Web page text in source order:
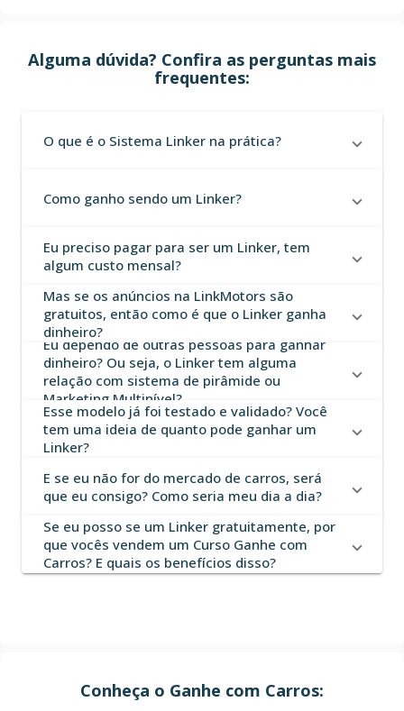
Alguma dúvida? Confira as perguntas mais
frequentes:
O que é o Sistema Linker na prática?
Como ganho sendo um Linker?
Eu preciso pagar para ser um Linker, tem
algum custo mensal?
Mas se os anúncios na LinkMotors são
gratuitos, então como é que o Linker ganha
dinheiro?
Eu dependo de outras pessoas para ganhar
dinheiro? Ou seja, o Linker tem alguma
relação com sistema de pirâmide ou
Marketing Multinível?
Esse modelo já foi testado e validado? Você
tem uma ideia de quanto pode ganhar um
Linker?
E se eu não for do mercado de carros, será
que eu consigo? Como seria meu dia a dia?
Se eu posso se um Linker gratuitamente, por
que vocês vendem um Curso Ganhe com
Carros? E quais os benefícios disso?
Conheça o Ganhe com Carros: